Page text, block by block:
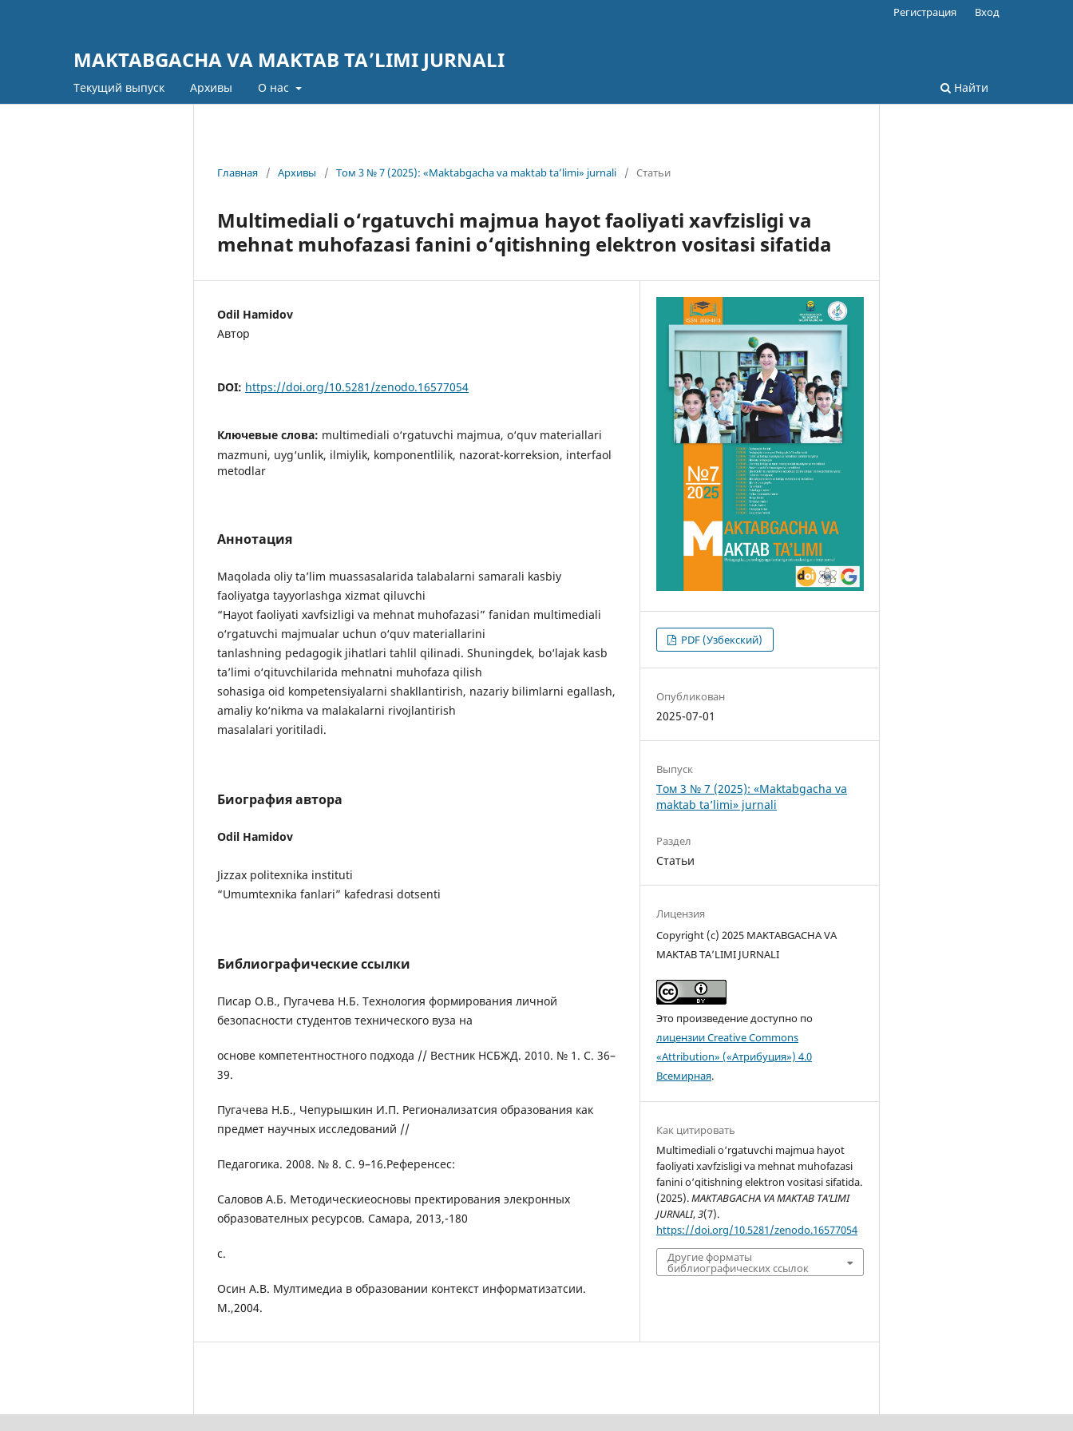
MAKTABGACHA VA MAKTAB TA’LIMI JURNALI
Текущий выпуск Архивы О нас Найти
Регистрация Вход
Главная / Архивы / Том 3 № 7 (2025): «Maktabgacha va maktab ta’limi» jurnali / Статьи
Multimediali o‘rgatuvchi majmua hayot faoliyati xavfzisligi va
mehnat muhofazasi fanini o‘qitishning elektron vositasi sifatida
Odil Hamidov
Автор
DOI: https://doi.org/10.5281/zenodo.16577054
Ключевые слова: multimediali o‘rgatuvchi majmua, o‘quv materiallari
mazmuni, uyg‘unlik, ilmiylik, komponentlilik, nazorat-korreksion, interfaol
metodlar
Аннотация
Maqolada oliy ta’lim muassasalarida talabalarni samarali kasbiy
faoliyatga tayyorlashga xizmat qiluvchi
“Hayot faoliyati xavfsizligi va mehnat muhofazasi” fanidan multimediali
o‘rgatuvchi majmualar uchun o‘quv materiallarini
tanlashning pedagogik jihatlari tahlil qilinadi. Shuningdek, bo‘lajak kasb
ta’limi o‘qituvchilarida mehnatni muhofaza qilish
sohasiga oid kompetensiyalarni shakllantirish, nazariy bilimlarni egallash,
amaliy ko‘nikma va malakalarni rivojlantirish
masalalari yoritiladi.
Биография автора
Odil Hamidov
Jizzax politexnika instituti
“Umumtexnika fanlari” kafedrasi dotsenti
Библиографические ссылки
Писар О.В., Пугачева Н.Б. Технология формирования личной
безопасности студентов технического вуза на
основе компетентностного подхода // Вестник НСБЖД. 2010. № 1. С. 36–
39.
Пугачева Н.Б., Чепурышкин И.П. Регионализатсия образования как
предмет научных исследований //
Педагогика. 2008. № 8. С. 9–16.Референcес:
Саловов А.Б. Методическиеосновы пректирования элекронных
образователных ресурсов. Самара, 2013,-180
с.
Осин А.В. Мултимедиа в образовании контекст информатизатсии.
М.,2004.
PDF (Узбекский)
Опубликован
2025-07-01
Выпуск
Том 3 № 7 (2025): «Maktabgacha va
maktab ta’limi» jurnali
Раздел
Статьи
Лицензия
Copyright (c) 2025 MAKTABGACHA VA
MAKTAB TA’LIMI JURNALI
Это произведение доступно по
лицензии Creative Commons
«Attribution» («Атрибуция») 4.0
Всемирная.
Как цитировать
Multimediali o‘rgatuvchi majmua hayot
faoliyati xavfzisligi va mehnat muhofazasi
fanini o‘qitishning elektron vositasi sifatida.
(2025).MAKTABGACHA VA MAKTAB TA’LIMI
JURNALI,3(7).
https://doi.org/10.5281/zenodo.16577054
Другие форматы
библиографических ссылок